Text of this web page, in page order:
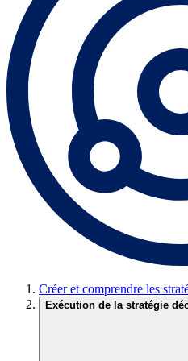
Créer et comprendre les
Exécution de la stratégie